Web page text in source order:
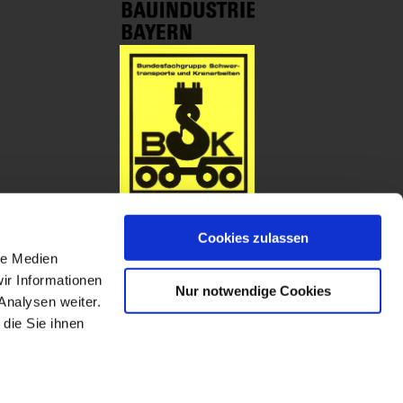
Medien
Informationen
weiter.
Sie ihnen
Cookies zulassen
Nur notwendige Cookies